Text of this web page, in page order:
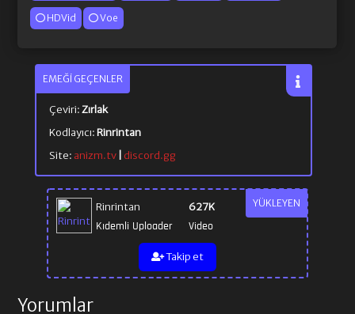
HDVid Voe
YÜKLEYEN
Rinrintan
Kıdemli Uploader
627K
Video
Takip et
EMEĞI GEÇENLER
Çeviri:Zırlak
Kodlayıcı:Rinrintan
Site: anizm.tv| discord.gg
Yorumlar